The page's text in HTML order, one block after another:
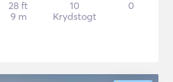
28 ft
9 m
10
Krydstogt
0